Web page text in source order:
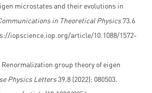
microstates and their evolutions in
in Theoretical Physics73.6
iopscience.iop.org/article/10.1088/1572-
Renormalization group theory of eigen
Physics Letters39.8 (2022): 080503.